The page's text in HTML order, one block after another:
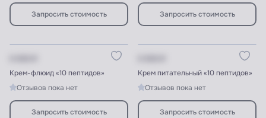
Запросить стоимость Запросить стоимость
Крем-флюид «10 пептидов»
Отзывов пока нет
Запросить стоимость
Крем питательный «10 пептидов»
Отзывов пока нет
Запросить стоимость